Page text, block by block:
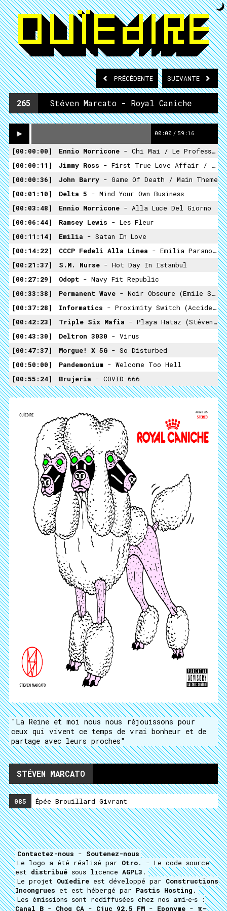
PRÉCÉDENTE SUIVANTE
265 Stéven Marcato - Royal Caniche
00:00 / 59:16
00:00:00 Ennio Morricone - Chi Mai / Le Professionnel - Royal Canin
00:00:11
Jimmy Ross - First True Love Affair / Version Générique
00:00:36
John Barry - Game Of Death / Main Theme
00:01:10
Delta 5 - Mind Your Own Business
00:03:48
Ennio Morricone - Alla Luce Del Giorno
00:06:44
Ramsey Lewis - Les Fleur
00:11:14
Emilia - Satan In Love
00:14:22
CCCP Fedeli Alla Linea - Emilia Paranoica
00:21:37
S.M. Nurse - Hot Day In Istanbul
00:27:29
Odopt - Navy Fit Republic
00:33:38
Permanent Wave - Noir Obscure (Emile Strunz Eurobeat Remix)
00:37:28
Informatics - Proximity Switch (Accident In Paradise)
00:42:23
Triple Six Mafia - Playa Hataz (Stéven Marcato Illness Remix)
00:43:30
Deltron 3030 - Virus
00:47:37
Morgue! X 5G - So Disturbed
00:50:00
Pandemonium - Welcome Too Hell
00:55:24
Brujeria - COVID-666
"La Reine et moi nous nous réjouissons pour
ceux qui vivent ce temps de vrai bonheur et de
partage avec leurs proches"
STÉVEN MARCATO
085 Épée Brouillard Givrant
Contactez-nous - Soutenez-nous
Le logo a été réalisé par Otro. - Le code source
est distribué sous licence AGPL3 .
Le projet Ouïedire est développé par Constructions
Incongrues et est hébergé par Pastis Hosting .
Les émissions sont rediffusées chez nos ami⋅e⋅s :
Canal B - Choq CA - Cjuc 92.5 FM - Eponyme - π-